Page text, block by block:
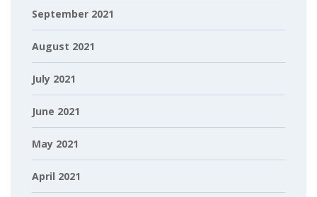
September 2021
August 2021
July 2021
June 2021
May 2021
April 2021